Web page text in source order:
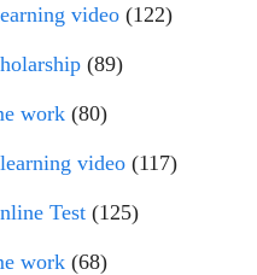
video (122)
(89)
work (80)
video (117)
Test (125)
work (68)